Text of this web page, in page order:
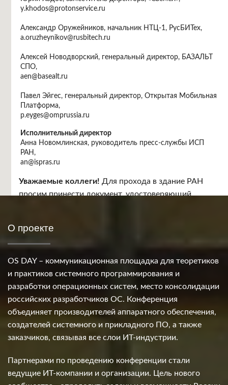
y.khodos@protonservice.ru
Александр Оружейников, начальник НТЦ-1, РусБИТех,
a.oruzheynikov@rusbitech.ru
Алексей Новодворский, генеральный директор, БАЗАЛЬТ
СПО,
aen@basealt.ru
Павел Эйгес, генеральный директор, Открытая Мобильная
Платформа,
p.eyges@omprussia.ru
Исполнительный директор
Анна Новомлинская, руководитель пресс-службы ИСП
РАН,
an@ispras.ru
Место проведения
Уважаемые коллеги! Для прохода в здание РАН
просим принести документ, удостоверяющий
О проекте
OS DAY – коммуникационная площадка для теоретиков
и практиков системного программирования и
разработки операционных систем, место консолидации
российских разработчиков ОС. Конференция
объединяет производителей аппаратного обеспечения,
создателей системного и прикладного ПО, а также
заказчиков, связывая все слои ИТ-индустрии.
Партнерами по проведению конференции стали
ведущие ИТ-компании и организации. Цель нового